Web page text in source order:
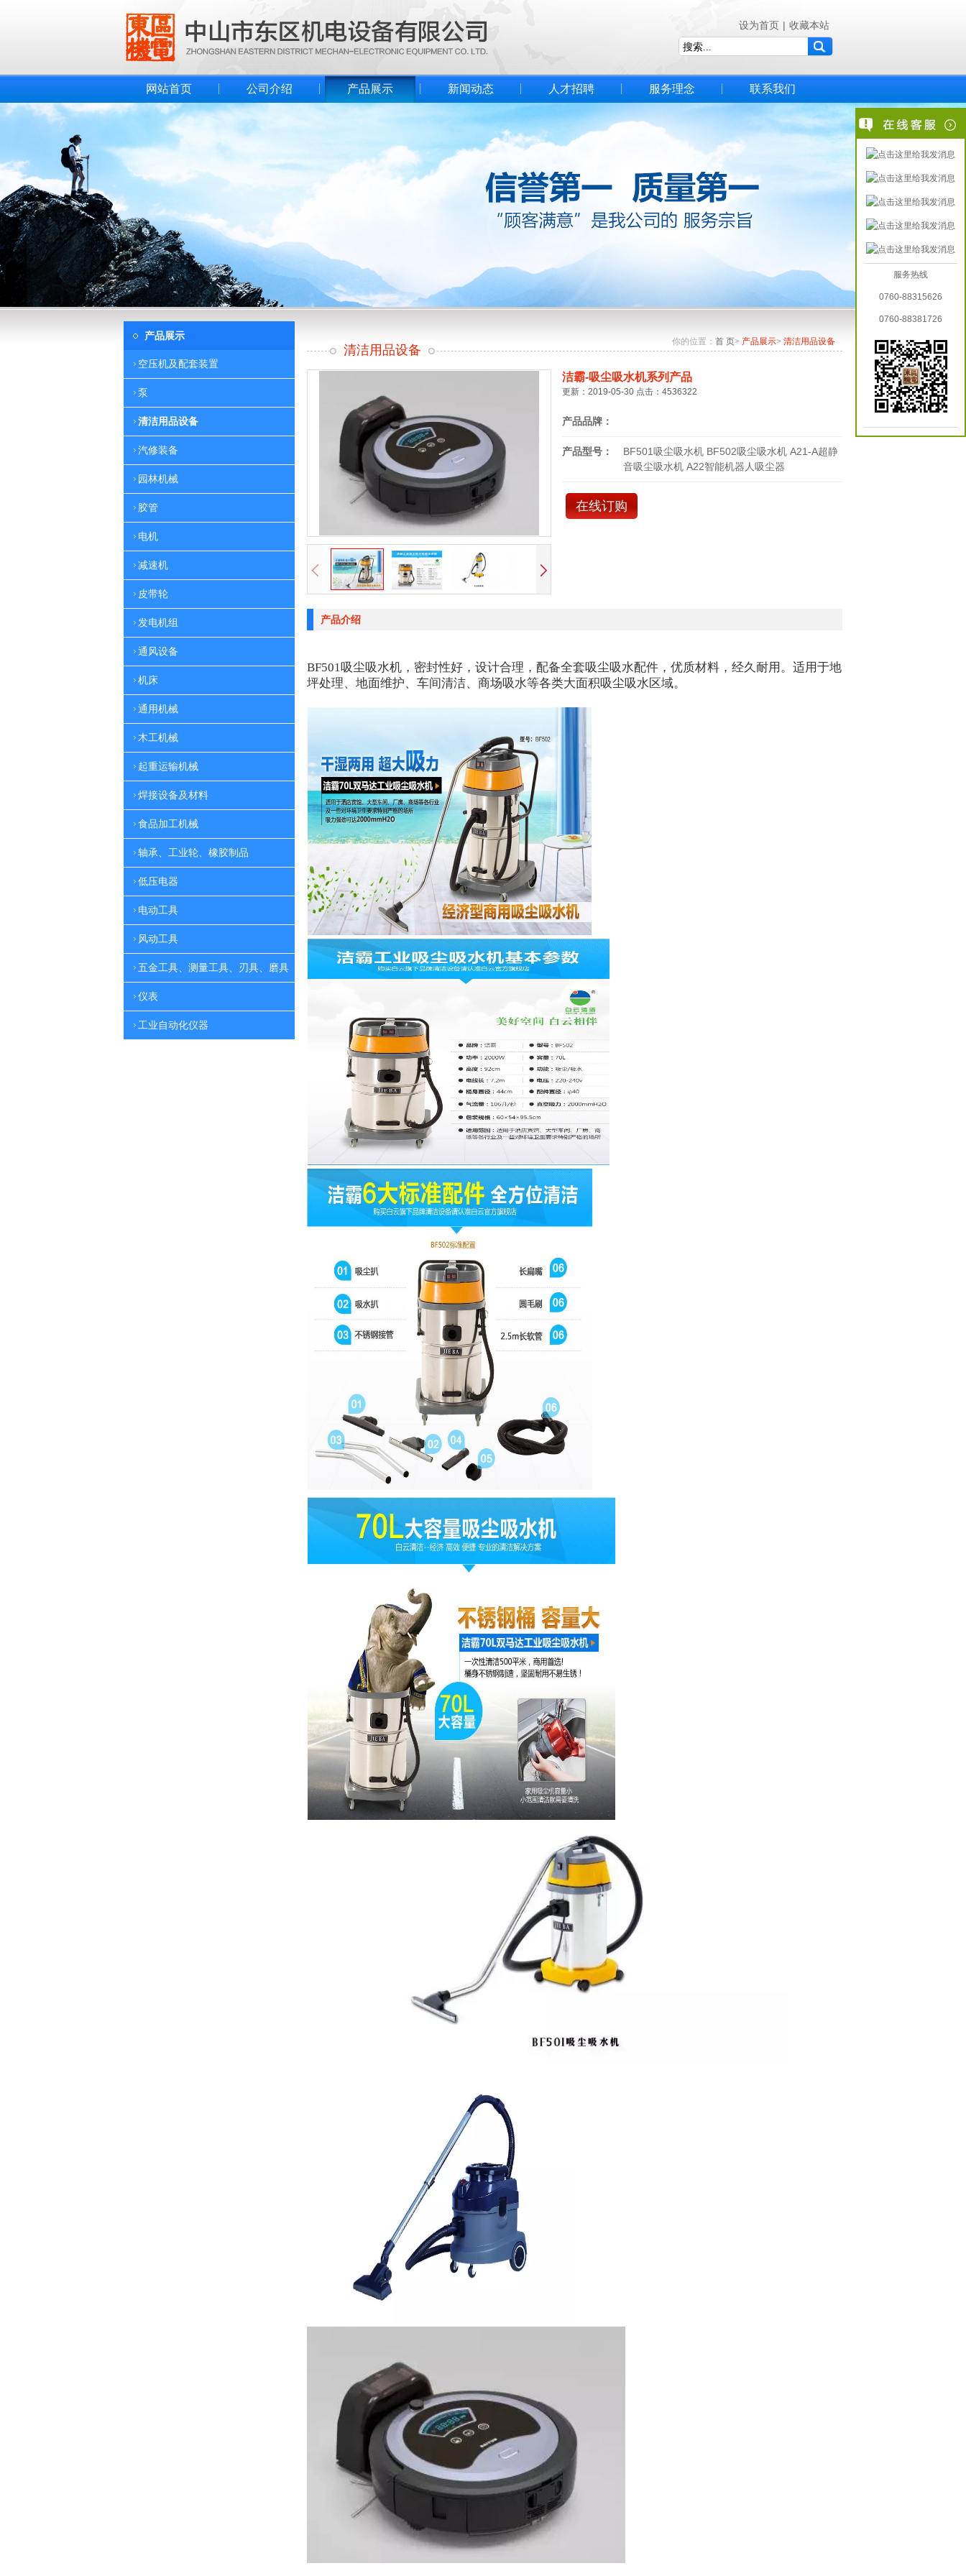
设为首页 | 收藏本站
网站首页 公司介绍 产品展示 新闻动态 人才招聘 服务理念 联系我们
产品展示
空压机及配套装置
泵
清洁用品设备
汽修装备
园林机械
胶管
电机
减速机
皮带轮
发电机组
通风设备
机床
通用机械
木工机械
起重运输机械
焊接设备及材料
食品加工机械
轴承、工业轮、橡胶制品
低压电器
电动工具
风动工具
五金工具、测量工具、刃具、磨具
仪表
工业自动化仪器
你的位置： 首 页> 产品展示> 清洁用品设备
清洁用品设备
洁霸-吸尘吸水机系列产品
更新：2019-05-30 点击：4536322
产品品牌：
产品型号：
BF501吸尘吸水机 BF502吸尘吸水机 A21-A超静
音吸尘吸水机 A22智能机器人吸尘器
在线订购
产品介绍
BF501吸尘吸水机，密封性好，设计合理，配备全套吸尘吸水配件，优质材料，经久耐用。适用于地
坪处理、地面维护、车间清洁、商场吸水等各类大面积吸尘吸水区域。
服务热线
0760-88315626
0760-88381726